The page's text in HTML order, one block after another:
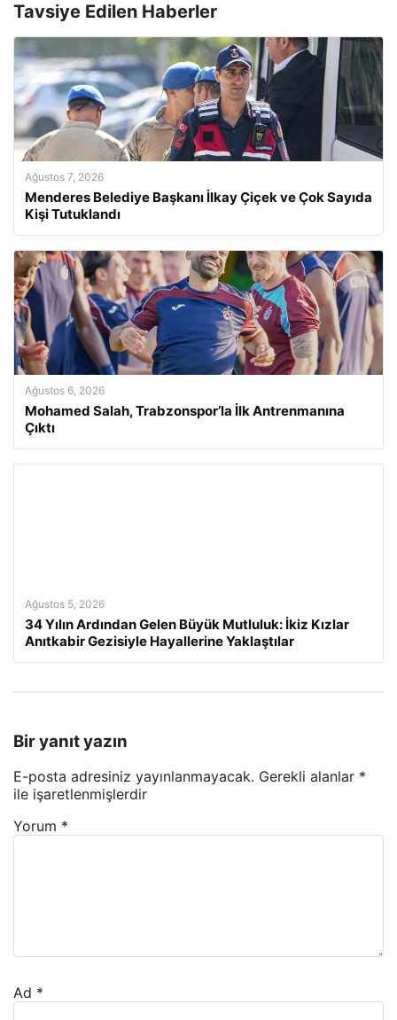
Tavsiye Edilen Haberler
Ağustos 7, 2026
Menderes Belediye Başkanı İlkay Çiçek ve Çok Sayıda
Kişi Tutuklandı
Ağustos 6, 2026
Mohamed Salah, Trabzonspor’la İlk Antrenmanına
Çıktı
Ağustos 5, 2026
34 Yılın Ardından Gelen Büyük Mutluluk: İkiz Kızlar
Anıtkabir Gezisiyle Hayallerine Yaklaştılar
Bir yanıt yazın
E-posta adresiniz yayınlanmayacak. Gerekli alanlar *
ile işaretlenmişlerdir
Yorum *
Ad *